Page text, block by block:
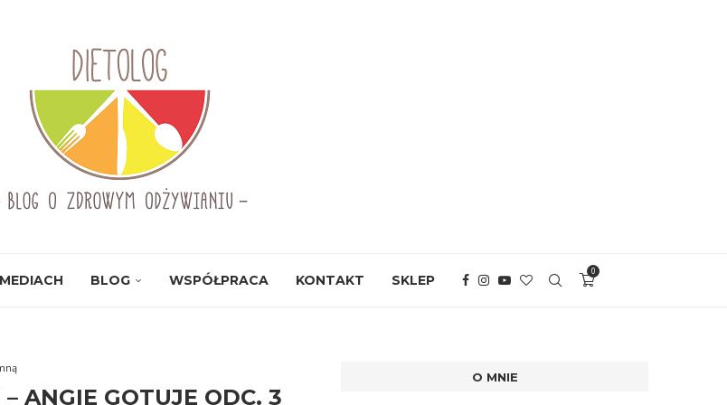
BLOG WSPÓŁPRACA KONTAKT SKLEP
0
ANGIE GOTUJE ODC. 3
O MNIE